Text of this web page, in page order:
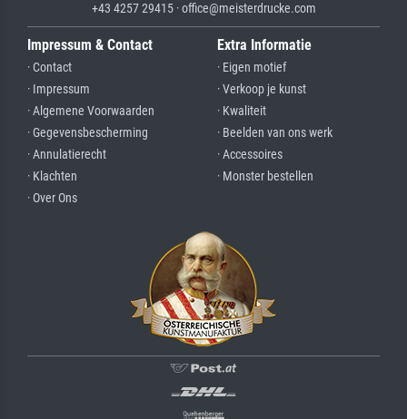
+43 4257 29415 · office@meisterdrucke.com
Impressum & Contact
· Contact
· Impressum
· Algemene Voorwaarden
· Gegevensbescherming
· Annulatierecht
· Klachten
· Over Ons
Extra Informatie
· Eigen motief
· Verkoop je kunst
· Kwaliteit
· Beelden van ons werk
· Accessoires
· Monster bestellen